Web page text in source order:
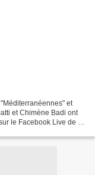
et
et Chimène Badi ont
le Facebook Live de la